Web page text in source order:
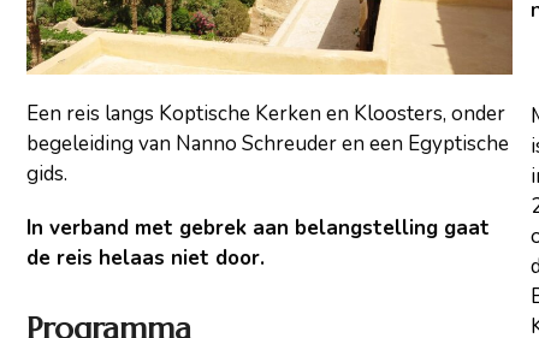
Een reis langs Koptische Kerken en Kloosters, onder
begeleiding van Nanno Schreuder en een Egyptische
gids.
In verband met gebrek aan belangstelling gaat
de reis helaas niet door.
Programma